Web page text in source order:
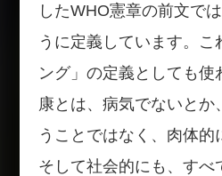
したWHO憲章の前文で
うに定義しています。こ
ング」の定義としても使
康とは、病気でないとか
うことではなく、肉体的
そして社会的にも、すべ